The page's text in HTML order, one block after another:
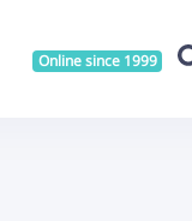
Online since 1999